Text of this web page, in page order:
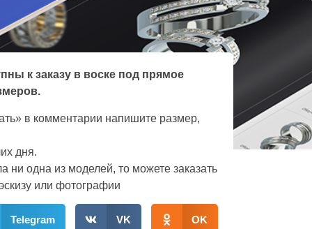
к заказу в воске под прямое
в комментарии напишите размер,
дня.
ни одна из моделей, то можете заказать
или фотографии
Telegram VK
OK